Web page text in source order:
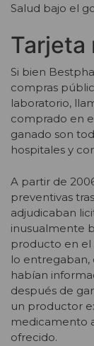
Salud bajo el
Tarjeta
Si bien
compras
laboratorio,
comprado en
ganado son
hospitales y
A partir de
preventivas
adjudicaban
inusualmente
producto en el
lo entregaban,
habían
después de
un productor
medicamento
ofrecido.